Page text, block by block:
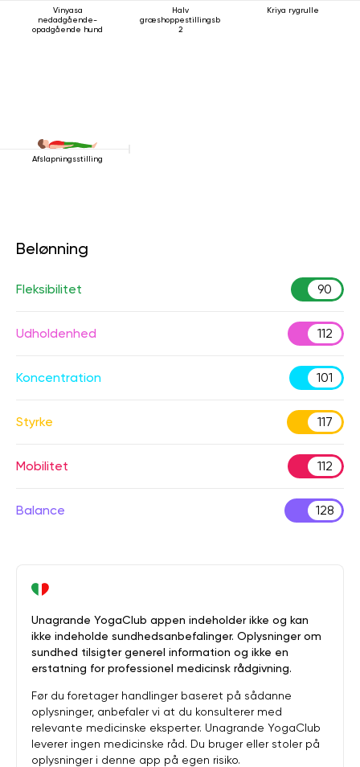
Vinyasa
nedadgående-
opadgående hund
Halv
græshoppestillingsbevægelse
2
Kriya rygrulle
Afslapningsstilling
Belønning
Fleksibilitet 90
Udholdenhed 112
Koncentration 101
Styrke 117
Mobilitet 112
Balance 128
Unagrande YogaClub appen indeholder ikke og kan
ikke indeholde sundhedsanbefalinger. Oplysninger om
sundhed tilsigter generel information og ikke en
erstatning for professionel medicinsk rådgivning.
Før du foretager handlinger baseret på sådanne
oplysninger, anbefaler vi at du konsulterer med
relevante medicinske eksperter. Unagrande YogaClub
leverer ingen medicinske råd. Du bruger eller stoler på
oplysninger i denne app på egen risiko.